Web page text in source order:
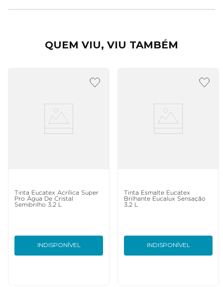
QUEM VIU, VIU TAMBÉM
Tinta Eucatex Acrílica Super
Pro Água De Cristal
Semibrilho 3,2 L
INDISPONÍVEL
Tinta Esmalte Eucatex
Brilhante Eucalux Sensação
3,2 L
INDISPONÍVEL